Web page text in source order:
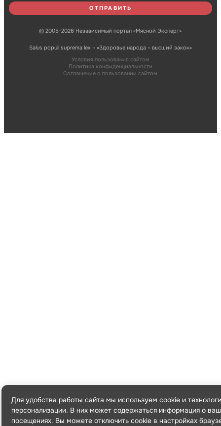
© 2005-2026 Независимый портал «Мясной Эксперт»
Salus populi suprema lex – «Здоровье народа – высший закон»
Условия пользования сайтом
Политика конфиденциальности
Соглашение о пользовании сайтом
Для удобства работы сайта мы используем cookie и
персонализации. В них может содержаться информация о
посещениях. Вы можете отключить cookie в настройках